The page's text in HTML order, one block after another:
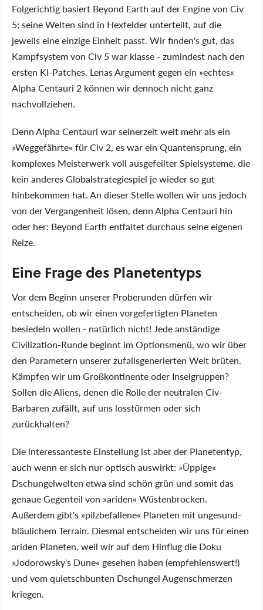
Folgerichtig basiert Beyond Earth auf der Engine von Civ
5; seine Welten sind in Hexfelder unterteilt, auf die
jeweils eine einzige Einheit passt. Wir finden's gut, das
Kampfsystem von Civ 5 war klasse - zumindest nach den
ersten KI-Patches. Lenas Argument gegen ein »echtes«
Alpha Centauri 2 können wir dennoch nicht ganz
nachvollziehen.
Denn Alpha Centauri war seinerzeit weit mehr als ein
»Weggefährte« für Civ 2, es war ein Quantensprung, ein
komplexes Meisterwerk voll ausgefeilter Spielsysteme, die
kein anderes Globalstrategiespiel je wieder so gut
hinbekommen hat. An dieser Stelle wollen wir uns jedoch
von der Vergangenheit lösen, denn Alpha Centauri hin
oder her: Beyond Earth entfaltet durchaus seine eigenen
Reize.
Eine Frage des Planetentyps
Vor dem Beginn unserer Proberunden dürfen wir
entscheiden, ob wir einen vorgefertigten Planeten
besiedeln wollen - natürlich nicht! Jede anständige
Civilization-Runde beginnt im Optionsmenü, wo wir über
den Parametern unserer zufallsgenerierten Welt brüten.
Kämpfen wir um Großkontinente oder Inselgruppen?
Sollen die Aliens, denen die Rolle der neutralen Civ-
Barbaren zufällt, auf uns losstürmen oder sich
zurückhalten?
Die interessanteste Einstellung ist aber der Planetentyp,
auch wenn er sich nur optisch auswirkt: »Üppige«
Dschungelwelten etwa sind schön grün und somit das
genaue Gegenteil von »ariden« Wüstenbrocken.
Außerdem gibt's »pilzbefallene« Planeten mit ungesund-
bläulichem Terrain. Diesmal entscheiden wir uns für einen
ariden Planeten, weil wir auf dem Hinflug die Doku
»Jodorowsky's Dune« gesehen haben (empfehlenswert!)
und vom quietschbunten Dschungel Augenschmerzen
kriegen.